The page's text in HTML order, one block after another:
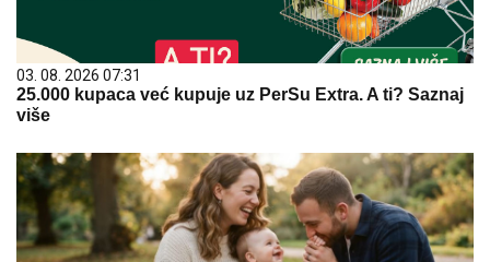
03. 08. 2026 07:31
25.000 kupaca već kupuje uz PerSu Extra. A ti? Saznaj
više